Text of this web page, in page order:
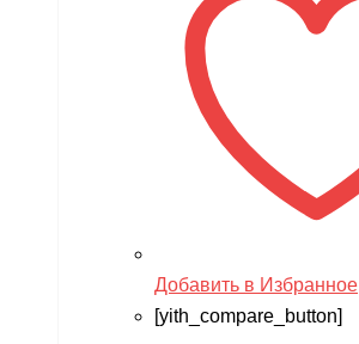
Добавить в Избранное
[yith_compare_button]